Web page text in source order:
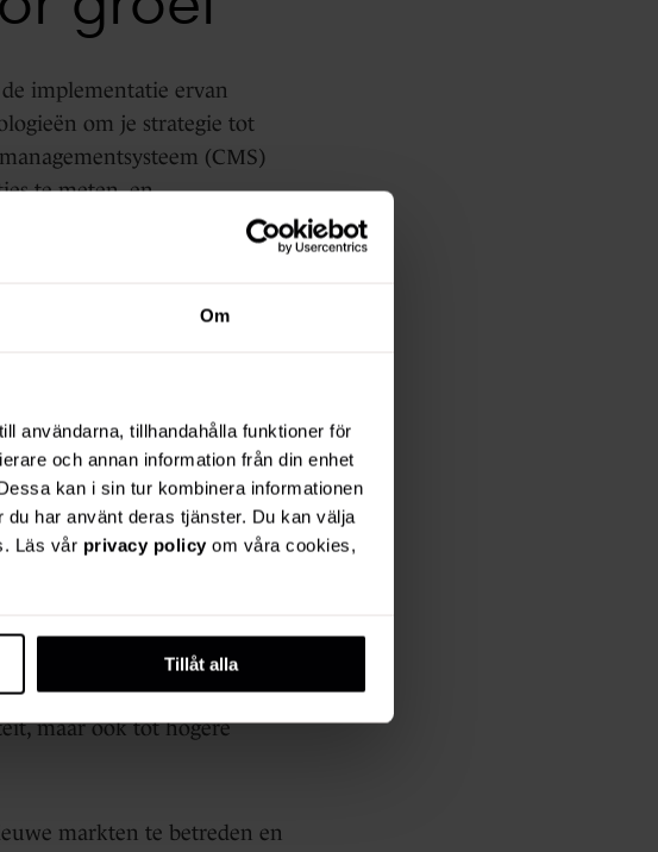
Om
användarna, tillhandahålla funktioner för
och annan information från din enhet
kan i sin tur kombinera informationen
har använt deras tjänster. Du kan välja
Läs vår privacy policy om våra cookies,
Tillåt alla
implementatie ervan
om je strategie tot
(CMS)
te meten, en
is morgen misschien
aan te passen op basis
voorop blijft lopen.
van
sneller inspelen op
marketinginspanningen
maar ook tot hogere
markten te betreden en